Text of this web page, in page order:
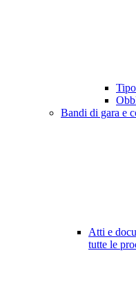
Bandi di gara e
Atti e
tutte le